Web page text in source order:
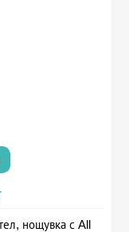
нощувка с All